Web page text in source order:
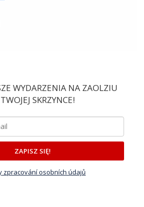
WYDARZENIA NA ZAOLZIU
SKRZYNCE!
ZAPISZ SIĘ!
zpracování osobních údajů